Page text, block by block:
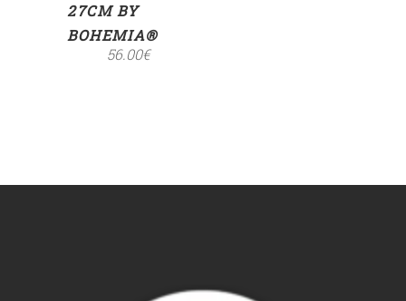
27CM BY
BOHEMIA®
56.00€